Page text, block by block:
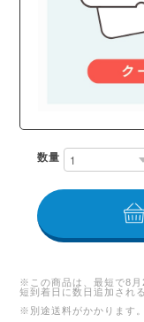
数量
※この商品は、最短で8月
短到着日に数日追加され
※別途送料がかかります。